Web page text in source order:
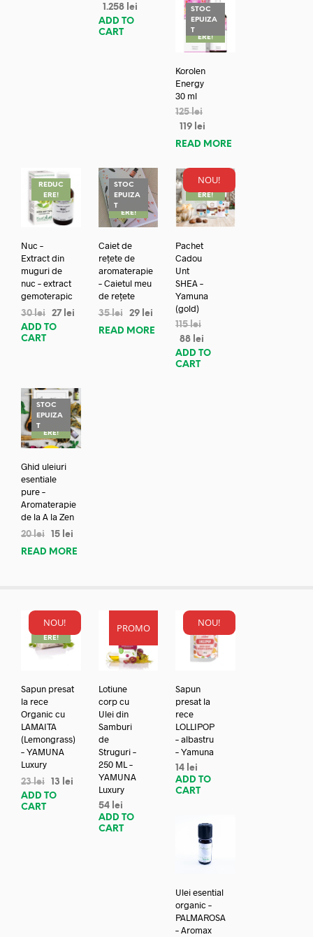
1.258 lei
ADD TO
CART
STOC
EPUIZA
TREDUC
ERE!
Korolen
Energy
30 ml
125lei
119 lei
READ MORE
REDUC
ERE!
Nuc –
Extract din
muguri de
nuc – extract
gemoterapic
30lei 27 lei
ADD TO
CART
STOC
EPUIZA
TREDUC
ERE!
Caiet de
rețete de
aromaterapie
– Caietul meu
de rețete
35lei 29 lei
READ MORE
NOU!
REDUC
ERE!
Pachet
Cadou
Unt
SHEA –
Yamuna
(gold)
115lei
88 lei
ADD TO
CART
STOC
EPUIZA
TREDUC
ERE!
Ghid uleiuri
esentiale
pure –
Aromaterapie
de la A la Zen
20lei 15 lei
READ MORE
NOU!
REDUC
ERE!
Sapun presat
la rece
Organic cu
LAMAITA
(Lemongrass)
– YAMUNA
Luxury
23lei 13
lei
ADD TO
CART
PROMO
Lotiune
corp cu
Ulei din
Samburi
de
Struguri –
250 ML –
YAMUNA
Luxury
54 lei
ADD TO
CART
NOU!
Sapun
presat la
rece
LOLLIPOP
– albastru
– Yamuna
14 lei
ADD TO
CART
Ulei esential
organic –
PALMAROSA
– Aromax